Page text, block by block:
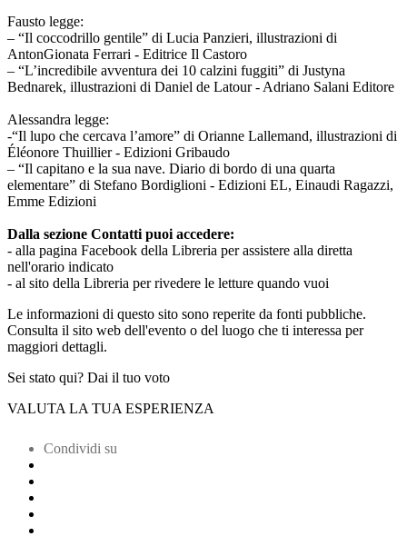
Fausto legge:
– “Il coccodrillo gentile” di Lucia Panzieri, illustrazioni di
AntonGionata Ferrari - Editrice Il Castoro
– “L’incredibile avventura dei 10 calzini fuggiti” di Justyna
Bednarek, illustrazioni di Daniel de Latour - Adriano Salani Editore
Alessandra legge:
-“Il lupo che cercava l’amore” di Orianne Lallemand, illustrazioni di
Éléonore Thuillier - Edizioni Gribaudo
– “Il capitano e la sua nave. Diario di bordo di una quarta
elementare” di Stefano Bordiglioni - Edizioni EL, Einaudi Ragazzi,
Emme Edizioni
Dalla sezione Contatti puoi accedere:
- alla pagina Facebook della Libreria per assistere alla diretta
nell'orario indicato
- al sito della Libreria per rivedere le letture quando vuoi
Le informazioni di questo sito sono reperite da fonti pubbliche.
Consulta il sito web dell'evento o del luogo che ti interessa per
maggiori dettagli.
Sei stato qui? Dai il tuo voto
VALUTA LA TUA ESPERIENZA
Condividi su